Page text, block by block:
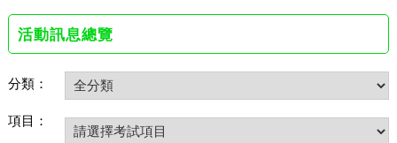
活動訊息總覽
分類：
項目：